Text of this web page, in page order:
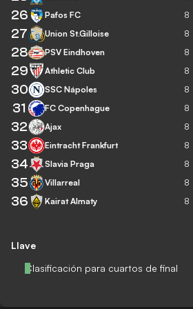
Llave
Clasificación para cuartos de final
26 Pafos FC 8
27 Union St.Gilloise 8
28 PSV Eindhoven 8
29 Athletic Club 8
30 SSC Nápoles 8
31 FC Copenhague 8
32 Ajax 8
33 Eintracht Frankfurt 8
34 Slavia Praga 8
35 Villarreal 8
36 Kairat Almaty 8